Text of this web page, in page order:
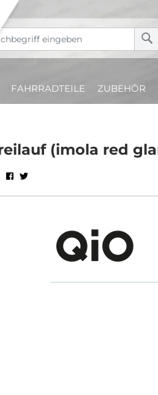
FAHRRADTEILE ZUBEHÖR
(imola red